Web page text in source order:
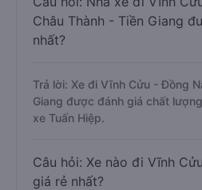
Châu Thành - Tiền Giang
nhất?
Trả lời: Xe đi Vĩnh Cửu - Đồng
Giang được đánh giá chất
xe Tuấn Hiệp.
Câu hỏi: Xe nào đi Vĩnh
giá rẻ nhất?